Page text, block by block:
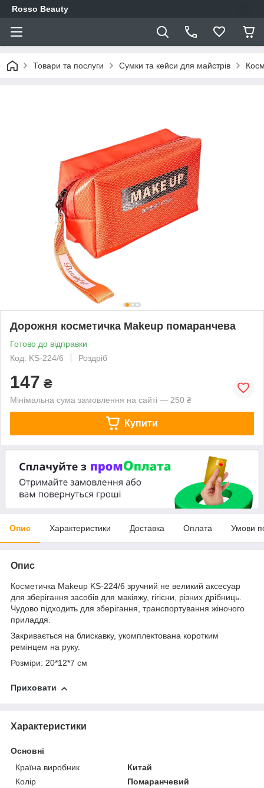
Rosso Beauty
Товари та послуги Сумки та кейси для майстрів
Дорожня косметичка Makeup помаранчева
Готово до відправки
Код: KS-224/6
Роздріб
147 ₴
Мінімальна сума замовлення на сайті — 250 ₴
Купити
Опис Характеристики Доставка Оплата Умови
Опис
Косметичка Makeup KS-224/6 зручний не великий аксесуар
для зберігання засобів для макіяжу, гігієни, різних дрібниць.
Чудово підходить для зберігання, транспортування жіночого
приладдя.
Закривається на блискавку, укомплектована коротким
ремінцем на руку.
Розміри: 20*12*7 см
Приховати
Характеристики
Основні
Країна виробник
Китай
Колір
Помаранчевий